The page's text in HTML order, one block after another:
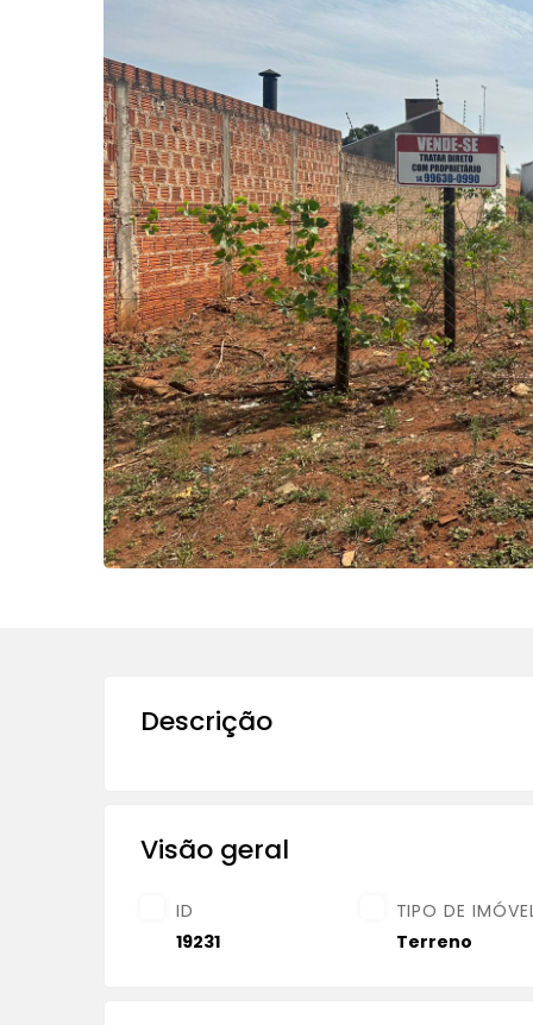
Descrição
Visão geral
ID
19231
TIPO DE
Terreno